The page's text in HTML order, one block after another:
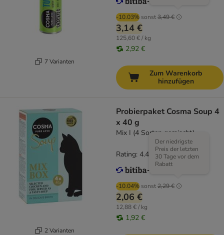
7 Varianten
-10.03% sonst3,49 €
3,14 €
125,60 € / kg
2,92 €
Zum Warenkorb
hinzufügen
2 Varianten
Probierpaket Cosma Soup 4
x 40 g
Mix I (4 Sorten gemischt)
-10.04% sonst2,29 €
Der niedrigste
Preis der letzten
30 Tage vor dem
Rabatt
2,06 €
12,88 € / kg
1,92 €
Rating: 4.4/5 (41